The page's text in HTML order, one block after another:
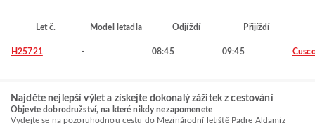
Let č. Model letadla Odjíždí Přijíždí
H25721 - 08:45 09:45
Najděte nejlepší výlet a získejte dokonalý zážitek z cestování
Objevte dobrodružství, na které nikdy nezapomenete
Vydejte se na pozoruhodnou cestu do Mezinárodní letiště Padre Aldamiz